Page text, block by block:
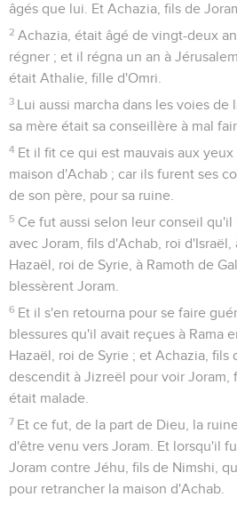
âgés que lui. Et Achazia, fils de
2 Achazia, était âgé de vingt-deux
régner ; et il régna un an à
était Athalie, fille d'Omri.
3 Lui aussi marcha dans les voies de
sa mère était sa conseillère à mal
4 Et il fit ce qui est mauvais aux
maison d'Achab ; car ils furent ses
de son père, pour sa ruine.
5 Ce fut aussi selon leur conseil qu'il
avec Joram, fils d'Achab, roi
Hazaël, roi de Syrie, à Ramoth de
blessèrent Joram.
6 Et il s'en retourna pour se faire
blessures qu'il avait reçues à Rama
Hazaël, roi de Syrie ; et Achazia, fils
descendit à Jizreël pour voir Joram,
était malade.
7 Et ce fut, de la part de Dieu, la
d'être venu vers Joram. Et lorsqu'il
Joram contre Jéhu, fils de Nimshi,
pour retrancher la maison d'Achab.